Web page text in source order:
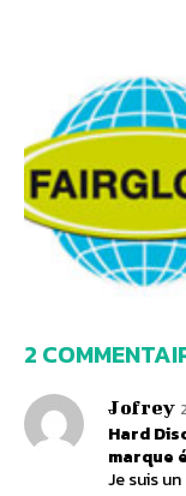
2
Jofrey
Hard
marque
Je suis